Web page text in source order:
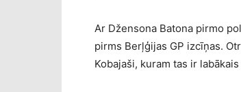
Ar Džensona Batona pirmo
pirms Berļģijas GP izcīņas.
Kobajaši, kuram tas ir